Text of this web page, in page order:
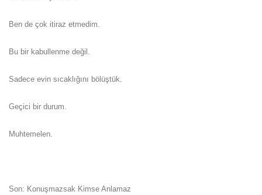
Ben de çok itiraz etmedim.
Bu bir kabullenme değil.
Sadece evin sıcaklığını bölüştük.
Geçici bir durum.
Muhtemelen.
Son: Konuşmazsak Kimse Anlamaz